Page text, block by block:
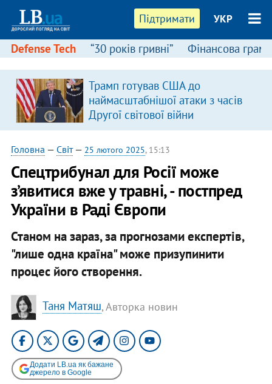
Підтримати УКР
Defense Tech “30 років гривні” Фінансова
Трамп готував США до
наймасштабнішої атаки з часів
Другої світової війни
Головна — Світ— 25 лютого 2025, 15:13
Спецтрибунал для Росії може
з’явитися вже у травні, - постпред
України в Раді Європи
Станом на зараз, за прогнозами експертів,
"лише одна країна" може призупинити
процес його створення.
Таня Матяш, Авторка новин
Додати LB.ua як бажане
джерело в Google